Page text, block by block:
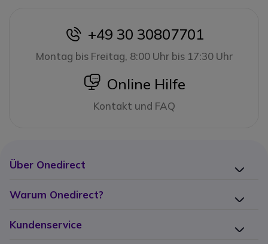
icon
+49 30 30807701
Montag bis Freitag, 8:00 Uhr bis 17:30 Uhr
icon
Online Hilfe
Kontakt und FAQ
Über Onedirect
Warum Onedirect?
Kundenservice